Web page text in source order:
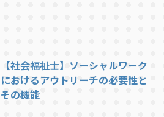
【社会福祉士】ソーシャルワーク
におけるアウトリーチの必要性と
その機能